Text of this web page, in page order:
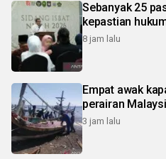
Sebanyak 25
kepastian
8 jam lalu
Empat awak
perairan
3 jam lalu